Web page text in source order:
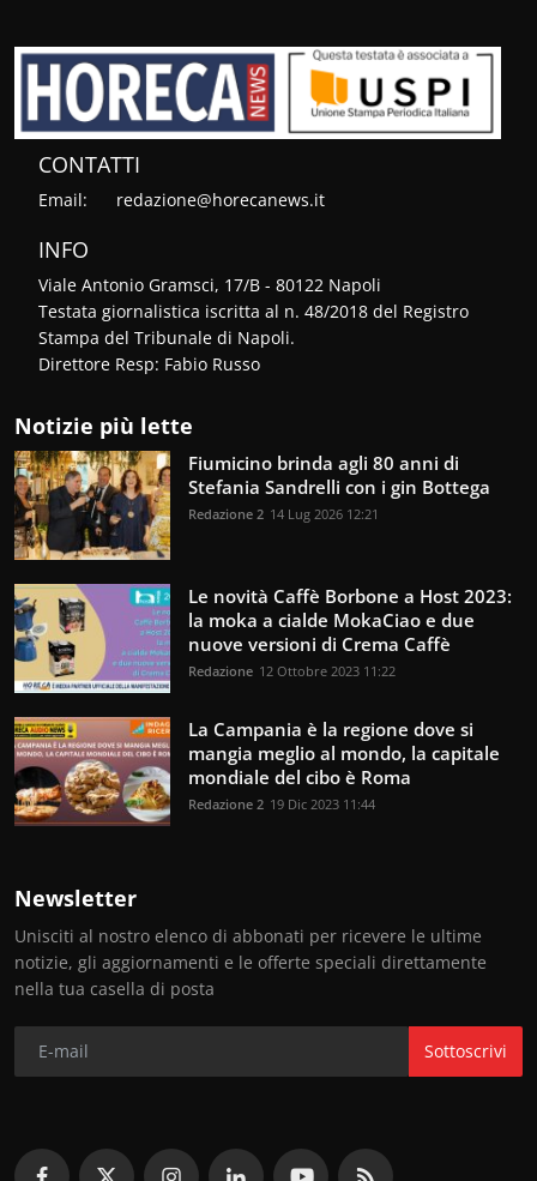
CONTATTI
Email: redazione@horecanews.it
INFO
Viale Antonio Gramsci, 17/B - 80122 Napoli
Testata giornalistica iscritta al n. 48/2018 del Registro
Stampa del Tribunale di Napoli.
Direttore Resp: Fabio Russo
Notizie più lette
Fiumicino brinda agli 80 anni di
Stefania Sandrelli con i gin Bottega
Redazione 2 14 Lug 2026 12:21
Le novità Caffè Borbone a Host 2023:
la moka a cialde MokaCiao e due
nuove versioni di Crema Caffè
Redazione 12 Ottobre 2023 11:22
La Campania è la regione dove si
mangia meglio al mondo, la capitale
mondiale del cibo è Roma
Redazione 2 19 Dic 2023 11:44
Newsletter
Unisciti al nostro elenco di abbonati per ricevere le ultime
notizie, gli aggiornamenti e le offerte speciali direttamente
nella tua casella di posta
Sottoscrivi